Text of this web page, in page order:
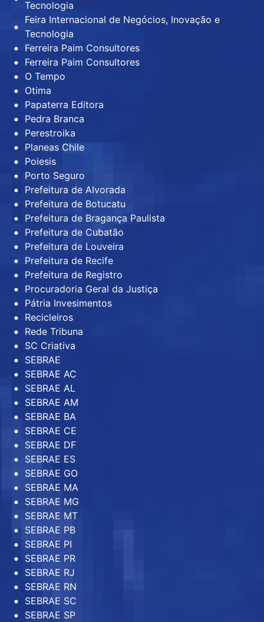
Tecnologia
Feira Internacional de Negócios, Inovação e
Tecnologia
Ferreira Paim Consultores
Ferreira Paim Consultores
O Tempo
Otima
Papaterra Editora
Pedra Branca
Perestroika
Planeas Chile
Poiesis
Porto Seguro
Prefeitura de Alvorada
Prefeitura de Botucatu
Prefeitura de Bragança Paulista
Prefeitura de Cubatão
Prefeitura de Louveira
Prefeitura de Recife
Prefeitura de Registro
Procuradoria Geral da Justiça
Pátria Invesimentos
Recicleiros
Rede Tribuna
SC Criativa
SEBRAE
SEBRAE AC
SEBRAE AL
SEBRAE AM
SEBRAE BA
SEBRAE CE
SEBRAE DF
SEBRAE ES
SEBRAE GO
SEBRAE MA
SEBRAE MG
SEBRAE MT
SEBRAE PB
SEBRAE PI
SEBRAE PR
SEBRAE RJ
SEBRAE RN
SEBRAE SC
SEBRAE SP